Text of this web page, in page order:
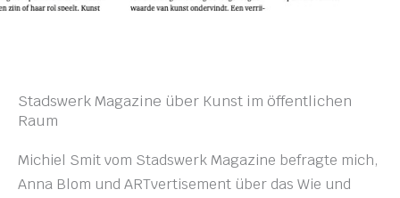
Stadswerk Magazine über Kunst im öffentlichen
Raum
Michiel Smit vom Stadswerk Magazine befragte mich,
Anna Blom und ARTvertisement über das Wie und